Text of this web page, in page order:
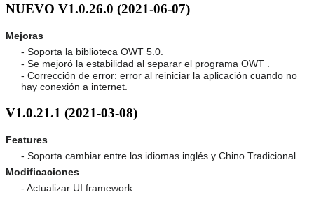
NUEVO V1.0.26.0 (2021-06-07)
Mejoras
- Soporta la biblioteca OWT 5.0.
- Se mejoró la estabilidad al separar el programa OWT .
- Corrección de error: error al reiniciar la aplicación cuando no
hay conexión a internet.
V1.0.21.1 (2021-03-08)
Features
- Soporta cambiar entre los idiomas inglés y Chino Tradicional.
Modificaciones
- Actualizar UI framework.